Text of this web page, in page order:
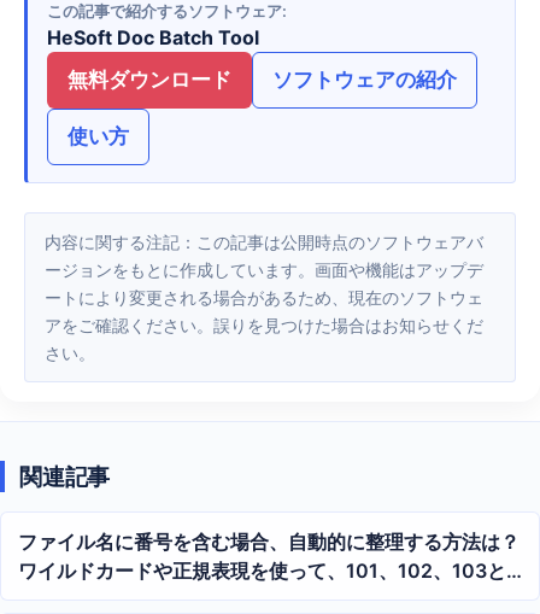
この記事で紹介するソフトウェア
HeSoft Doc Batch Tool
無料ダウンロード
ソフトウェアの紹介
使い方
内容に関する注記：この記事は公開時点のソフトウェアバ
ージョンをもとに作成しています。画面や機能はアップデ
ートにより変更される場合があるため、現在のソフトウェ
アをご確認ください。誤りを見つけた場合はお知らせくだ
さい。
関連記事
ファイル名に番号を含む場合、自動的に整理する方法は？
ワイルドカードや正規表現を使って、101、102、103と
いったファイルを一括でまとめる